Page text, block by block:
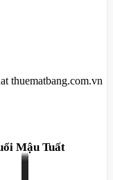
Mậu Tuất